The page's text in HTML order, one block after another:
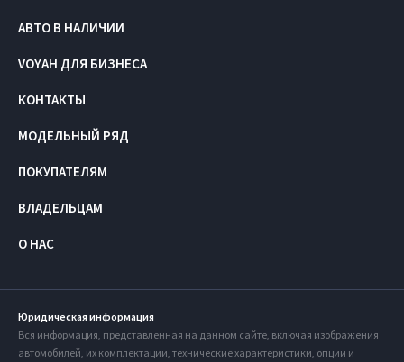
АВТО В НАЛИЧИИ
VOYAH ДЛЯ БИЗНЕСА
КОНТАКТЫ
МОДЕЛЬНЫЙ РЯД
ПОКУПАТЕЛЯМ
ВЛАДЕЛЬЦАМ
О НАС
Юридическая информация
Вся информация, представленная на данном сайте, включая изображения
автомобилей, их комплектации, технические характеристики, опции и